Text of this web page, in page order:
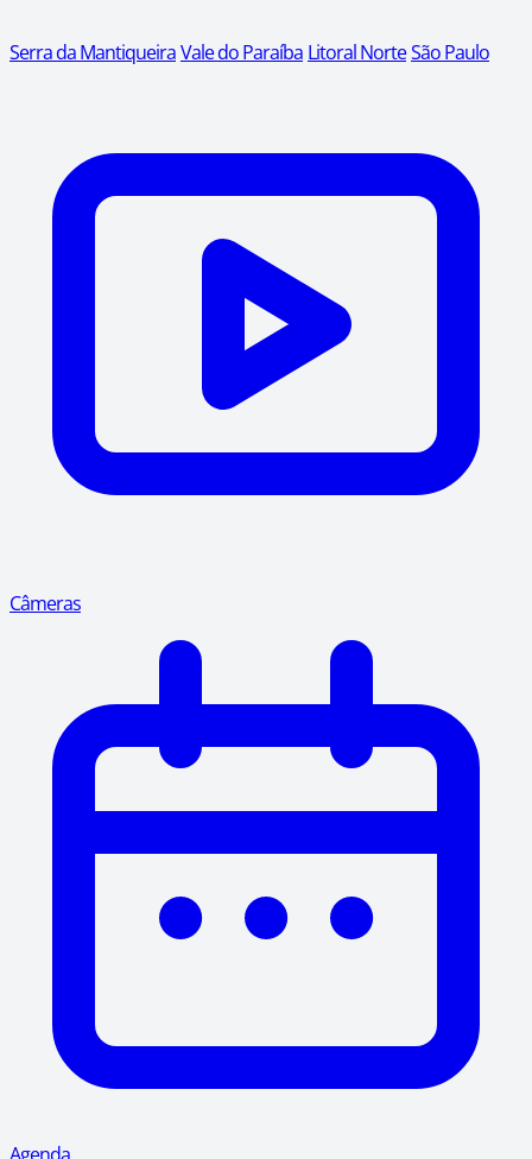
Serra da MantiqueiraVale do Paraíba Litoral NorteSão Paulo
Câmeras